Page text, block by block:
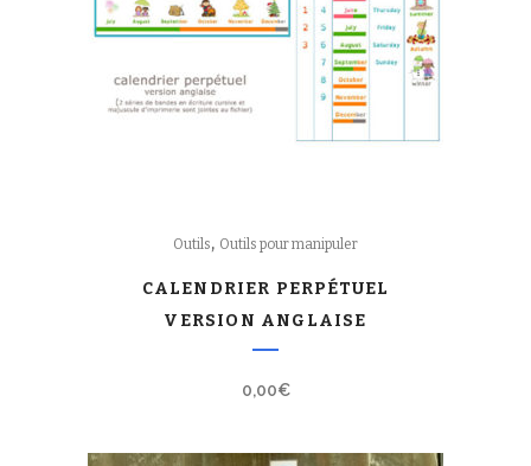
Outils, Outils pour manipuler
CALENDRIER PERPÉTUEL
VERSION ANGLAISE
0,00€